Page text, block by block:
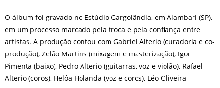
O álbum foi gravado no Estúdio Gargolândia, em Alambari (SP),
em um processo marcado pela troca e pela confiança entre
artistas. A produção contou com Gabriel Alterio (curadoria e co-
produção), Zelão Martins (mixagem e masterização), Igor
Pimenta (baixo), Pedro Alterio (guitarras, voz e violão), Rafael
Alterio (coros), Helôa Holanda (voz e coros), Léo Oliveira